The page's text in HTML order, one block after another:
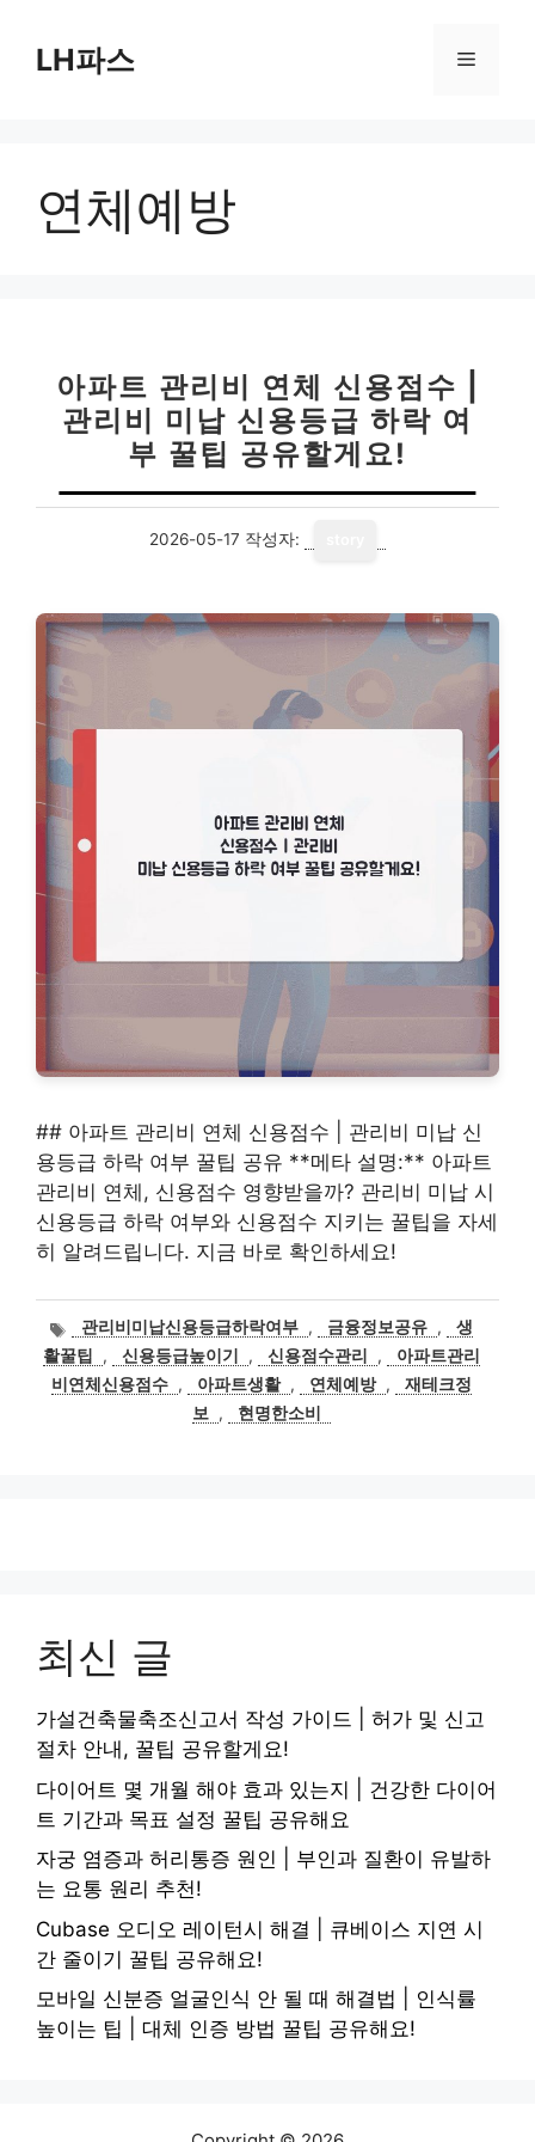
LH파스 메
연체예방
아파트 관리비 연체 신용점수 |
관리비 미납 신용등급 하락 여
부 꿀팁 공유할게요!
2026-05-17 작성자:
## 아파트 관리비 연체 신용점수 | 관리비 미납 신
용등급 하락 여부 꿀팁 공유 **메타 설명:** 아파트
관리비 연체, 신용점수 영향받을까? 관리비 미납 시
신용등급 하락 여부와 신용점수 지키는 꿀팁을 자세
히 알려드립니다. 지금 바로 확인하세요!
태
그
관리비미납신용등급하락여부 , 금융정보공유 ,
생
활꿀팁
, 신용등급높이기 , 신용점수관리 ,
아파트관리
비연체신용점수 , 아파트생활 , 연체예방 ,
재테크정
보
, 현명한소비
최신 글
가설건축물축조신고서 작성 가이드 | 허가 및 신고
절차 안내, 꿀팁 공유할게요!
다이어트 몇 개월 해야 효과 있는지 | 건강한 다이어
트 기간과 목표 설정 꿀팁 공유해요
자궁 염증과 허리통증 원인 | 부인과 질환이 유발하
는 요통 원리 추천!
Cubase 오디오 레이턴시 해결 | 큐베이스 지연 시
간 줄이기 꿀팁 공유해요!
모바일 신분증 얼굴인식 안 될 때 해결법 | 인식률
높이는 팁 | 대체 인증 방법 꿀팁 공유해요!